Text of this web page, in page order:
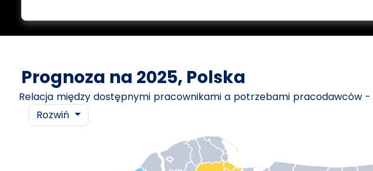
Prognoza na 2025, Polska
Relacja między dostępnymi pracownikami a potrzebami pracodawców -
Rozwiń